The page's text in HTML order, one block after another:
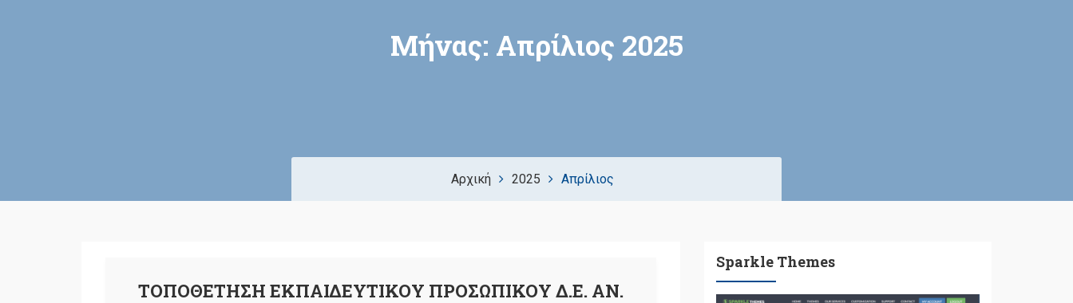
Μήνας: Απρίλιος 2025
Αρχική 2025 Απρίλιος
ΤΟΠΟΘΕΤΗΣΗ ΕΚΠΑΙΔΕΥΤΙΚΟΥ ΠΡΟΣΩΠΙΚΟΥ Δ.Ε. ΑΝ.
Sparkle Themes